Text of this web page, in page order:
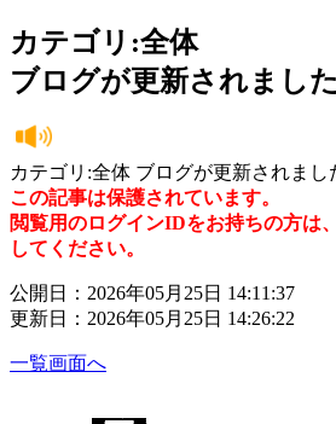
カテゴリ:全体
ブログが更新されました
カテゴリ:全体 ブログが更新されまし
この記事は保護されています。
閲覧用のログインIDをお持ちの方は、
してください。
公開日：2026年05月25日 14:11:37
更新日：2026年05月25日 14:26:22
一覧画面へ